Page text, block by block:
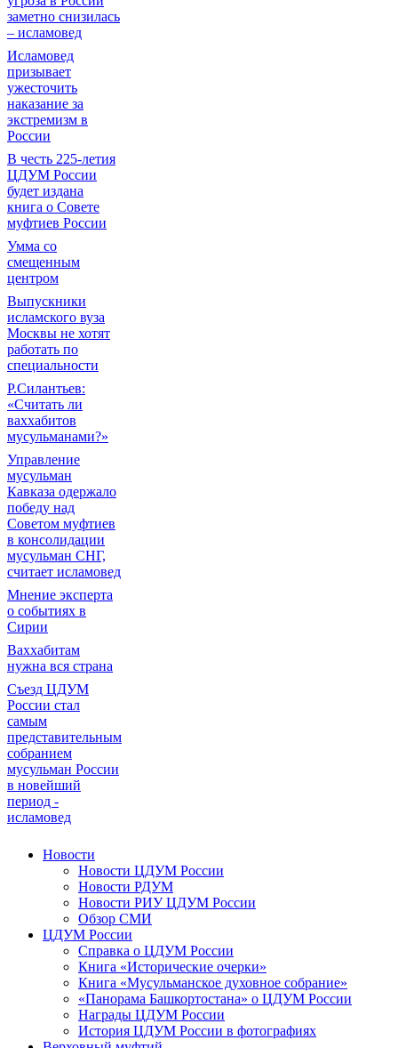
заметно снизилась
– исламовед
Исламовед
призывает
ужесточить
наказание за
экстремизм в
России
В честь 225-летия
ЦДУМ России
будет издана
книга о Совете
муфтиев России
Умма со
смещенным
центром
Выпускники
исламского вуза
Москвы не хотят
работать по
специальности
Р.Силантьев:
«Считать ли
ваххабитов
мусульманами?»
Управление
мусульман
Кавказа одержало
победу над
Советом муфтиев
в консолидации
мусульман СНГ,
считает исламовед
Мнение эксперта
о событиях в
Сирии
Ваххабитам
нужна вся страна
Съезд ЦДУМ
России стал
самым
представительным
собранием
мусульман России
в новейший
период -
исламовед
Новости
Новости ЦДУМ России
Новости РДУМ
Новости РИУ ЦДУМ России
Обзор СМИ
ЦДУМ России
Справка о ЦДУМ России
Книга «Исторические очерки»
Книга «Мусульманское духовное собрание»
«Панорама Башкортостана» о ЦДУМ России
Награды ЦДУМ России
История ЦДУМ России в фотографиях